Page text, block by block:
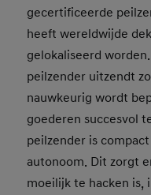
gecertificeerde
heeft wereldwijde
gelokaliseerd
peilzender uitzendt
nauwkeurig wordt
goederen succesvol
peilzender is
autonoom. Dit zorgt
moeilijk te hacken is,